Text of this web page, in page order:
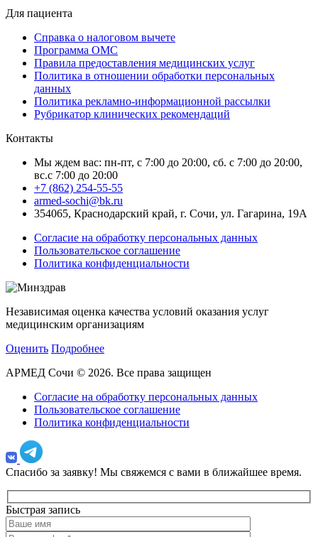
Для пациента
Справка о налоговом вычете
Программа ОМС
Правила предоставления медицинских услуг
Политика в отношении обработки персональных
данных
Политика рекламно-информационной рассылки
Рубрикатор клинических рекомендаций
Контакты
Мы ждем вас: пн-пт, с 7:00 до 20:00, сб. с 7:00 до 20:00,
вс.с 7:00 до 20:00
+7 (862) 254-55-55
armed-sochi@bk.ru
354065, Краснодарский край, г. Сочи, ул. Гагарина, 19А
Согласие на обработку персональных данных
Пользовательское соглашение
Политика конфиденциальности
Независимая оценка качества условий оказания услуг
медицинским организациям
Оценить Подробнее
АРМЕД Сочи © 2026. Все права защищен
Согласие на обработку персональных данных
Пользовательское соглашение
Политика конфиденциальности
Спасибо за заявку! Мы свяжемся с вами в ближайшее время.
Быстрая запись